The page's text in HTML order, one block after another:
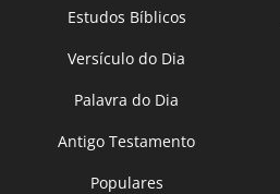
Estudos Bíblicos
Versículo do Dia
Palavra do Dia
Antigo Testamento
Populares